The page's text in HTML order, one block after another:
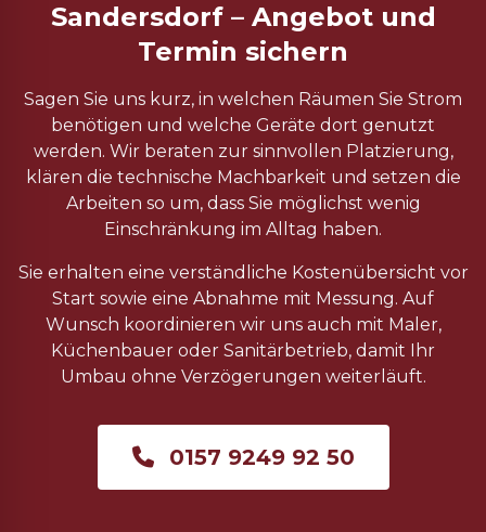
Sandersdorf – Angebot und
Termin sichern
Sagen Sie uns kurz, in welchen Räumen Sie Strom
benötigen und welche Geräte dort genutzt
werden. Wir beraten zur sinnvollen Platzierung,
klären die technische Machbarkeit und setzen die
Arbeiten so um, dass Sie möglichst wenig
Einschränkung im Alltag haben.
Sie erhalten eine verständliche Kostenübersicht vor
Start sowie eine Abnahme mit Messung. Auf
Wunsch koordinieren wir uns auch mit Maler,
Küchenbauer oder Sanitärbetrieb, damit Ihr
Umbau ohne Verzögerungen weiterläuft.
0157 9249 92 50